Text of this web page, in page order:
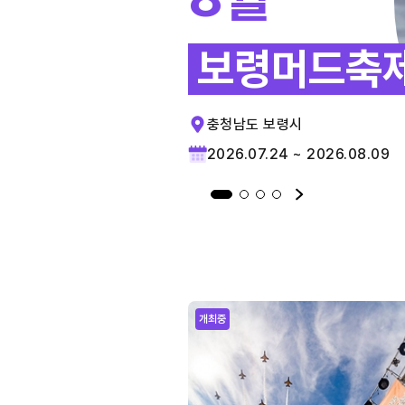
보령머드축
충청남도 보령시
2026.07.24 ~ 2026.08.09
개최중